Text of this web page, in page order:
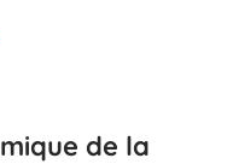
de la